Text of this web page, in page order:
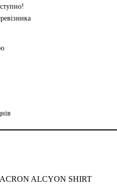
ALCYON SHIRT